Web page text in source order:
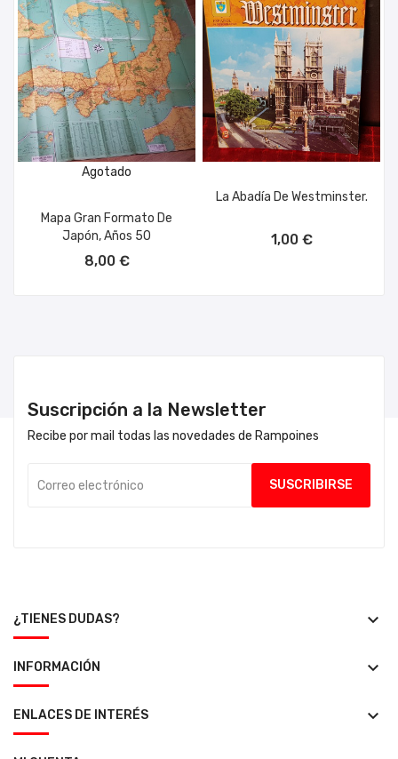
Agotado
Mapa Gran Formato De
Japón, Años 50
8,00 €
La Abadía De Westminster.
1,00 €
Suscripción a la Newsletter
Recibe por mail todas las novedades de Rampoines
¿TIENES DUDAS? keyboard_arrow_down
INFORMACIÓN keyboard_arrow_down
ENLACES DE INTERÉS keyboard_arrow_down